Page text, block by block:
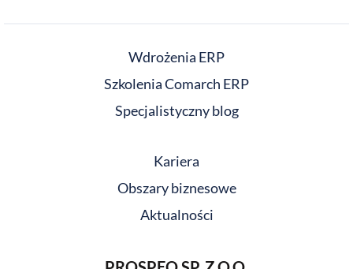
Wdrożenia ERP
Szkolenia Comarch ERP
Specjalistyczny blog
Kariera
Obszary biznesowe
Aktualności